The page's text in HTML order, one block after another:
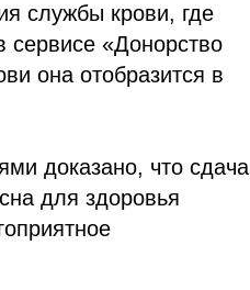
службы крови, где
сервисе «Донорство
она отобразится в
доказано, что сдача
для здоровья